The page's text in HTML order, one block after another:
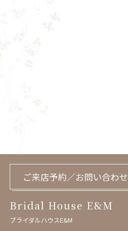
ご来店予約／お問い合わせ
Bridal House E&M
ブライダルハウスE&M